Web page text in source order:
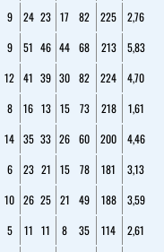
9 24 23 17 82 225
2,76
9 51 46 44 68 213
5,83
12 41 39 30 82 224
4,70
8 16 13 15 73 218
1,61
14 35 33 26 60 200
4,46
6 23 21 15 78 181
3,13
10 26 25 21 49 188
3,59
5 11 11 8 35 114 2,61